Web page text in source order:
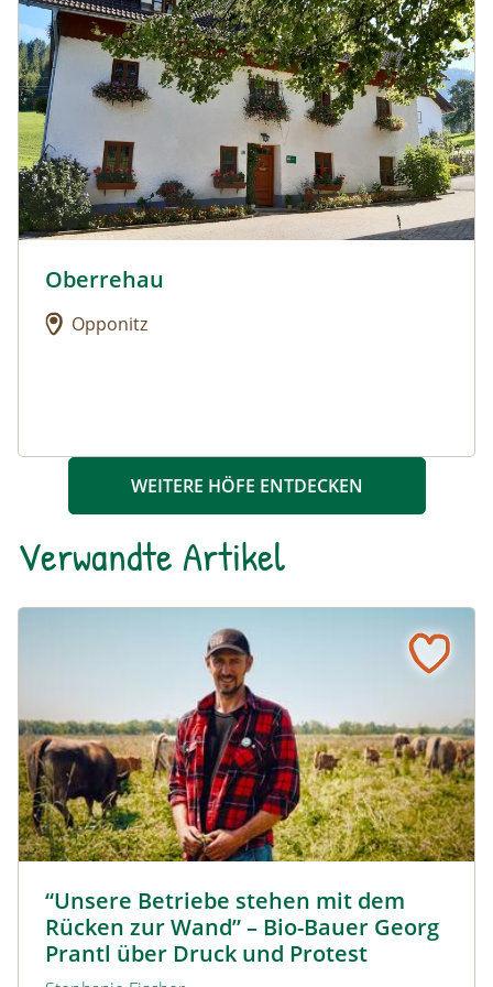
Urlaub am Bauernhof: Oberrehau
Oberrehau
Opponitz
WEITERE HÖFE ENTDECKEN
Verwandte Artikel
“Unsere Betriebe stehen mit dem
Rücken zur Wand” – Bio-Bauer Georg
Prantl über Druck und Protest
“Unsere Betriebe stehen mit dem Rücken zur Wand” –